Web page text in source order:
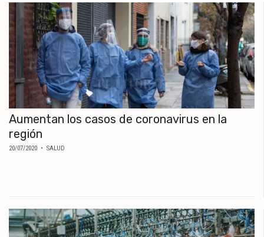
Aumentan los casos de coronavirus en la
región
20/07/2020 • SALUD